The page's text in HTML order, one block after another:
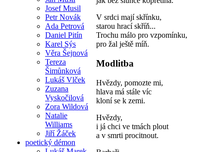
Josef Musil
Petr Novák
Ada Petrová
Daniel Pitín
Karel Sýs
Věra Šejnová
Tereza
Šimůnková
Lukáš Vlček
Zuzana
Vyskočilová
Zora Wildová
Natalie
Williams
Jiří Žáček
poetický démon
V srdci mají skřínku,
starou hrací skříň...
Trochu málo pro vzpomínku,
pro žal ještě míň.
Modlitba
Hvězdy, pomozte mi,
hlava má stále víc
kloní se k zemi.
Hvězdy,
i já chci ve tmách plout
a v smrti procitnout.